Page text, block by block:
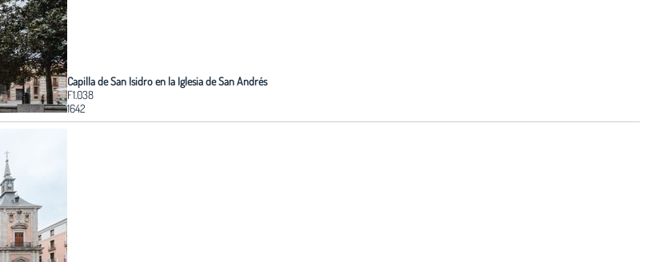
Capilla de San Isidro en la Iglesia de San Andrés
F1.038
1642